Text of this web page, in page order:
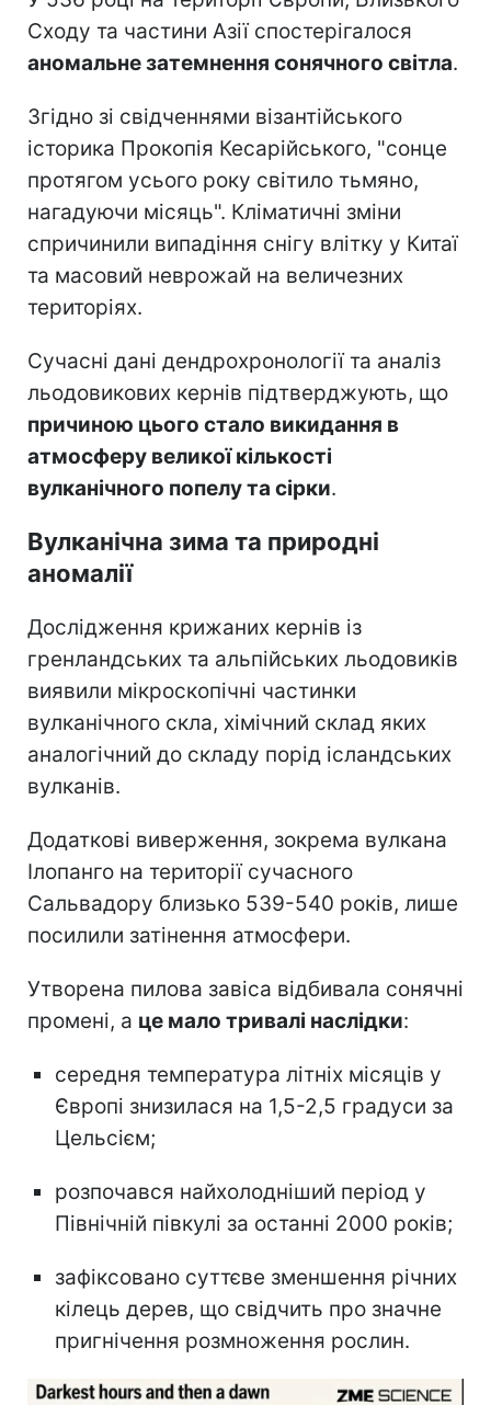
Сходу та частини Азії спостерігалося
аномальне затемнення сонячного світла.
Згідно зі свідченнями візантійського
історика Прокопія Кесарійського, "сонце
протягом усього року світило тьмяно,
нагадуючи місяць". Кліматичні зміни
спричинили випадіння снігу влітку у Китаї
та масовий неврожай на величезних
територіях.
Сучасні дані дендрохронології та аналіз
льодовикових кернів підтверджують, що
причиною цього стало викидання в
атмосферу великої кількості
вулканічного попелу та сірки.
Вулканічна зима та природні
аномалії
Дослідження крижаних кернів із
гренландських та альпійських льодовиків
виявили мікроскопічні частинки
вулканічного скла, хімічний склад яких
аналогічний до складу порід ісландських
вулканів.
Додаткові виверження, зокрема вулкана
Ілопанго на території сучасного
Сальвадору близько 539-540 років, лише
посилили затінення атмосфери.
Утворена пилова завіса відбивала сонячні
промені, а це мало тривалі наслідки:
середня температура літніх місяців у
Європі знизилася на 1,5-2,5 градуси за
Цельсієм;
розпочався найхолодніший період у
Північній півкулі за останні 2000 років;
зафіксовано суттєве зменшення річних
кілець дерев, що свідчить про значне
пригнічення розмноження рослин.